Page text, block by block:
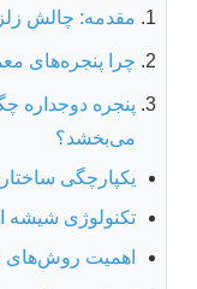
مقدمه: چالش
چرا پنجره‌های
پنجره دوجداره
می‌بخشد؟
یکپارچگی
تکنولوژی شیشه
اهمیت روش‌های